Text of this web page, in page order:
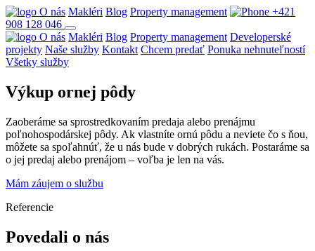
O nás Makléri Blog Property management
+421
908 128 046
O nás Makléri Blog Property management Developerské
projekty Naše služby Kontakt Chcem predať Ponuka nehnuteľností
Všetky služby
Výkup ornej pôdy
Zaoberáme sa sprostredkovaním predaja alebo prenájmu
poľnohospodárskej pôdy. Ak vlastníte ornú pôdu a neviete čo s ňou,
môžete sa spoľahnúť, že u nás bude v dobrých rukách. Postaráme sa
o jej predaj alebo prenájom – voľba je len na vás.
Mám záujem o službu
Referencie
Povedali o nás